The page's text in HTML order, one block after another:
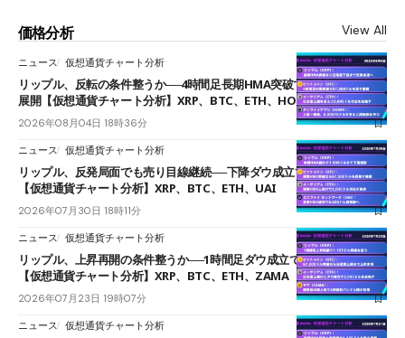
価格分析 View All
ニュース 仮想通貨チャート分析
リップル、反転の条件整うか──4時間足長期HMA突破で雲下端を目指す
展開【仮想通貨チャート分析】XRP、BTC、ETH、HOME
2026年08月04日 18時36分
ニュース 仮想通貨チャート分析
リップル、反発局面でも売り目線継続──下降ダウ成立で下値追う展開
【仮想通貨チャート分析】XRP、BTC、ETH、UAI
2026年07月30日 18時11分
ニュース 仮想通貨チャート分析
リップル、上昇再開の条件整うか──1時間足ダウ成立で1.185ドルを狙う
【仮想通貨チャート分析】XRP、BTC、ETH、ZAMA
2026年07月23日 19時07分
ニュース 仮想通貨チャート分析